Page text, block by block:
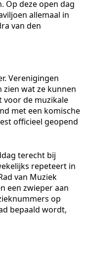
Op deze open dag
allemaal in
van den
Verenigingen
wat ze kunnen
de muzikale
met een komische
officieel geopend
terecht bij
repeteert in
van Muziek
een zwieper aan
op
bepaald wordt,